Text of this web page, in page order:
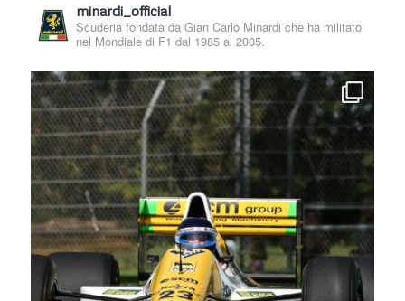
minardi_official
Scuderia fondata da Gian Carlo Minardi che ha militato
nel Mondiale di F1 dal 1985 al 2005.